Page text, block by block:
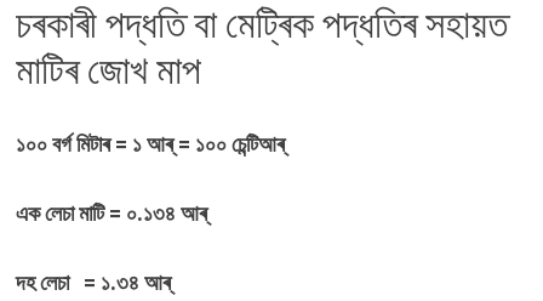
চৰকাৰী পদ্ধতি বা মেট্ৰিক পদ্ধতিৰ সহায়ত
মাটিৰ জোখ মাপ
১০০ বৰ্গ মিটাৰ = ১ আৰ্ = ১০০ চেন্টিআৰ্
এক লেচা মাটি = ০.১৩৪ আৰ্
দহ লেচা = ১.৩৪ আৰ্